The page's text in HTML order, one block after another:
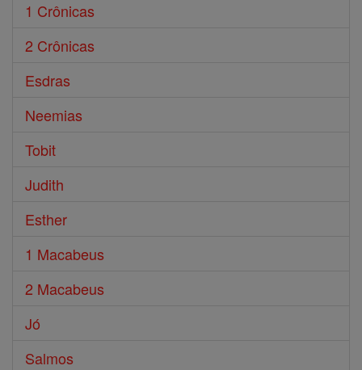
1 Crônicas
2 Crônicas
Esdras
Neemias
Tobit
Judith
Esther
1 Macabeus
2 Macabeus
Jó
Salmos